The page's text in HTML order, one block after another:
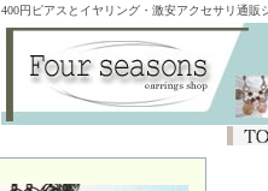
400円ピアスとイヤリング・激安アクセサリ通